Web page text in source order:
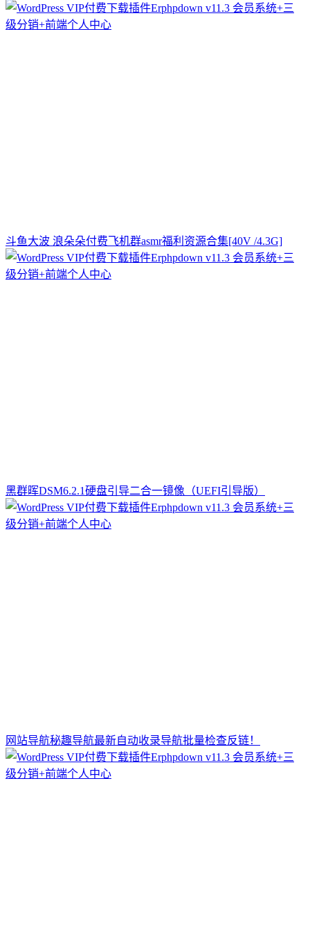
斗鱼大波 浪朵朵付费飞机群asmr福利资源合集[40V /4.3G]
黑群晖DSM6.2.1硬盘引导二合一镜像（UEFI引导版）
网站导航秘趣导航最新自动收录导航批量检查反链！